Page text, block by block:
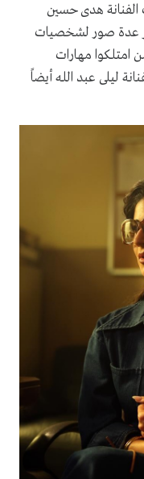
الفنانة هدى حسين
عدة صور لشخصيات
امتلكوا مهارات
ليلى عبد الله أيضاً